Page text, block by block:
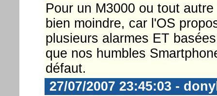
Pour un M3000 ou tout
bien moindre, car l'OS
plusieurs alarmes ET
que nos humbles
défaut.
27/07/2007 23:45:03 -